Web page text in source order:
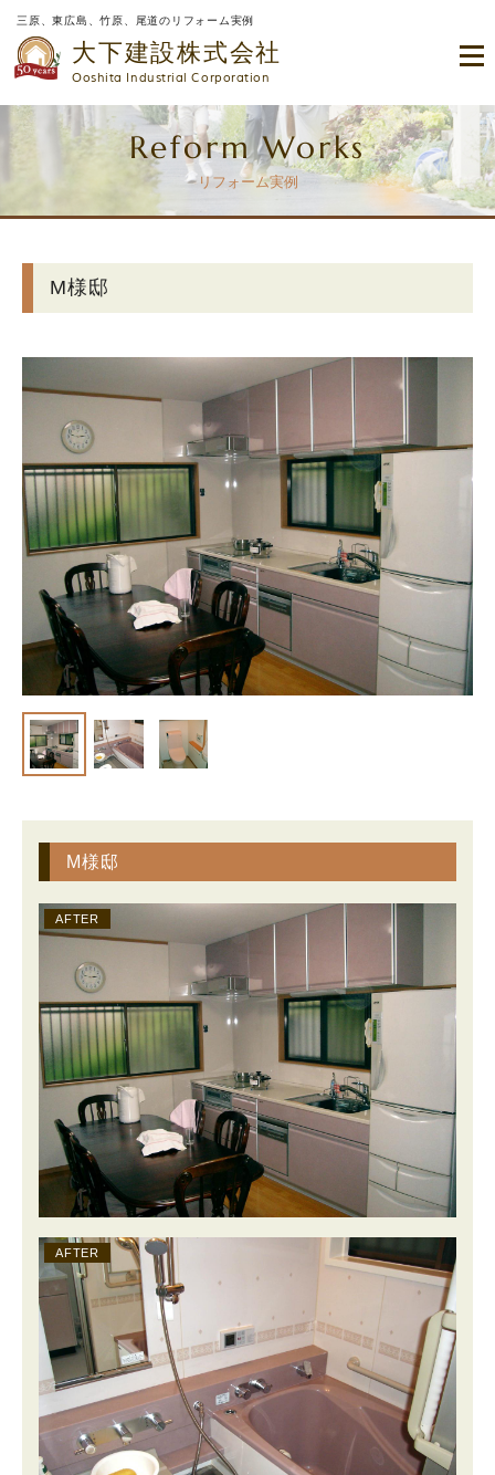
三原、東広島、竹原、尾道のリフォーム実例
大下建設株式会社
Ooshita Industrial Corporation
Reform Works
リフォーム実例
M様邸
M様邸
AFTER
AFTER